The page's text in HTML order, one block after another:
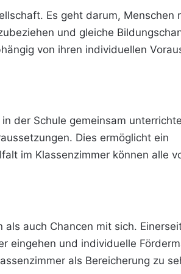
Es geht darum, Menschen
und gleiche
von ihren individuellen
der Schule gemeinsam
Dies ermöglicht ein
im Klassenzimmer können alle
auch Chancen mit sich.
eingehen und individuelle
als Bereicherung zu